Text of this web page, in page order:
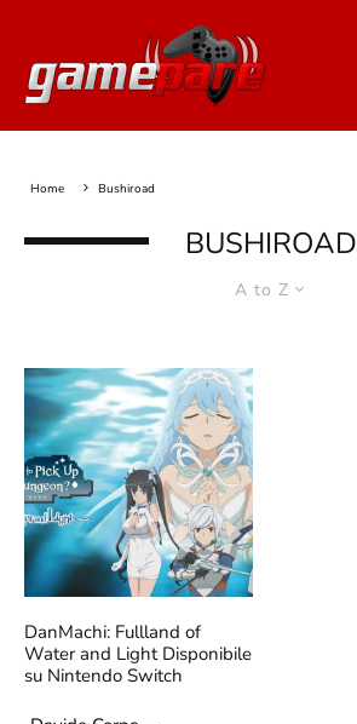
Home Bushiroad
BUSHIROAD
A to Z
DanMachi: Fullland of
Water and Light Disponibile
su Nintendo Switch